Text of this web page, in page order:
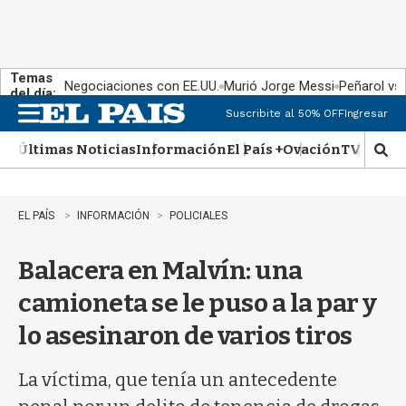
Temas
del día: Negociaciones con EE.UU. Murió Jorge Messi Peñarol
n
u
Suscribite al 50% OFFIngresar
Últimas NoticiasInformaciónEl País +OvaciónTV Show
M
o
EL PAÍS INFORMACIÓN POLICIALES
Balacera en Malvín: una
camioneta se le puso a la par y
lo asesinaron de varios tiros
La víctima, que tenía un antecedente